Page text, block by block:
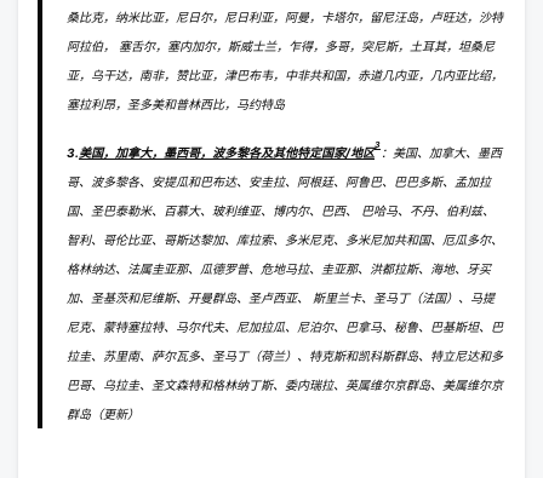
桑比克，纳米比亚，尼日尔，尼日利亚，阿曼，卡塔尔，留尼汪岛，卢旺达，沙特
阿拉伯， 塞舌尔，塞内加尔，斯威士兰，乍得，多哥，突尼斯，土耳其，坦桑尼
亚，乌干达，南非，赞比亚，津巴布韦，中非共和国，赤道几内亚，几内亚比绍，
塞拉利昂，圣多美和普林西比，马约特岛
3.美国，加拿大，墨西哥，波多黎各及其他特定国家/地区
3
：美国、加拿大、墨西
哥、波多黎各、安提瓜和巴布达、安圭拉、阿根廷、阿鲁巴、巴巴多斯、孟加拉
国、圣巴泰勒米、百慕大、玻利维亚、博内尔、巴西、 巴哈马、不丹、伯利兹、
智利、哥伦比亚、哥斯达黎加、库拉索、多米尼克、多米尼加共和国、厄瓜多尔、
格林纳达、法属圭亚那、瓜德罗普、危地马拉、圭亚那、洪都拉斯、海地、牙买
加、圣基茨和尼维斯、开曼群岛、圣卢西亚、 斯里兰卡、圣马丁（法国）、马提
尼克、蒙特塞拉特、马尔代夫、尼加拉瓜、尼泊尔、巴拿马、秘鲁、巴基斯坦、巴
拉圭、苏里南、萨尔瓦多、圣马丁（荷兰）、特克斯和凯科斯群岛、特立尼达和多
巴哥、乌拉圭、圣文森特和格林纳丁斯、委内瑞拉、英属维尔京群岛、美属维尔京
群岛（更新）